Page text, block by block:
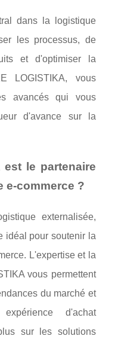
dans la logistique
les processus, de
et d'optimiser la
LOGISTIKA, vous
avancés qui vous
d'avance sur la
est le partenaire
e-commerce ?
externalisée,
idéal pour soutenir la
L'expertise et la
vous permettent
du marché et
d'achat
sur les solutions